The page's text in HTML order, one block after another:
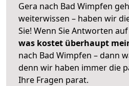
Gera nach Bad Wimpfen
weiterwissen – haben wir
Sie! Wenn Sie Antworten
was kostet überhaupt
nach Bad Wimpfen – dann
denn wir haben immer die
Ihre Fragen parat.